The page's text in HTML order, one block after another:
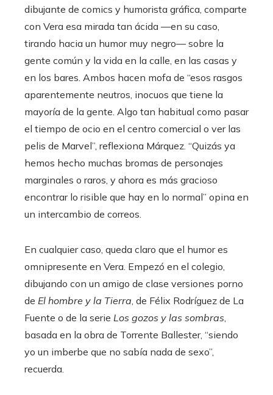
dibujante de comics y humorista gráfica, comparte
con Vera esa mirada tan ácida —en su caso,
tirando hacia un humor muy negro— sobre la
gente común y la vida en la calle, en las casas y
en los bares. Ambos hacen mofa de “esos rasgos
aparentemente neutros, inocuos que tiene la
mayoría de la gente. Algo tan habitual como pasar
el tiempo de ocio en el centro comercial o ver las
pelis de Marvel”, reflexiona Márquez. “Quizás ya
hemos hecho muchas bromas de personajes
marginales o raros, y ahora es más gracioso
encontrar lo risible que hay en lo normal” opina en
un intercambio de correos.
En cualquier caso, queda claro que el humor es
omnipresente en Vera. Empezó en el colegio,
dibujando con un amigo de clase versiones porno
de El hombre y la Tierra , de Félix Rodríguez de La
Fuente o de la serie Los gozos y las sombras
basada en la obra de Torrente Ballester, “siendo
yo un imberbe que no sabía nada de sexo”,
recuerda.